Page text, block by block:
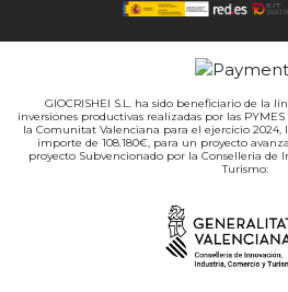
GIOCRISHEI S.L. ha sido beneficiario de la
inversiones productivas realizadas por las
la Comunitat Valenciana para el ejercicio 2024,
importe de 108.180€, para un proyecto
proyecto Subvencionado por la Conselleria de
Turismo: